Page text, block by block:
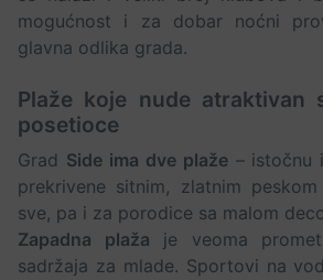
mogućnost i za dobar noćni
glavna odlika grada.
Plaže koje nude atraktivan
posetioce
Grad Side ima dve plaže– istočnu
prekrivene sitnim, zlatnim
sve, pa i za porodice sa malom
Zapadna plaža je veoma
sadržaja za mlade. Sportovi na